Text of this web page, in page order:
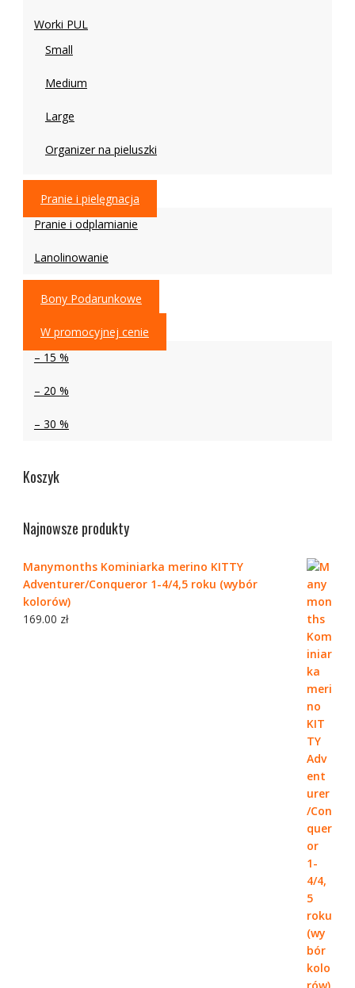
Worki PUL
Small
Medium
Large
Organizer na pieluszki
Pranie i pielęgnacja
Pranie i odplamianie
Lanolinowanie
Bony Podarunkowe
W promocyjnej cenie
– 15 %
– 20 %
– 30 %
Koszyk
Najnowsze produkty
Manymonths Kominiarka merino KITTY
Adventurer/Conqueror 1-4/4,5 roku (wybór
kolorów)
169.00 zł